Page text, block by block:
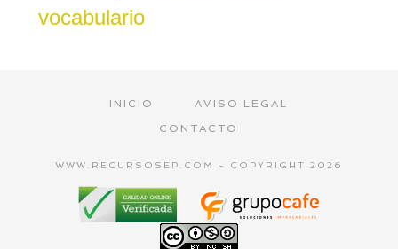
vocabulario
INICIO
AVISO LEGAL
CONTACTO
WWW.RECURSOSEP.COM - COPYRIGHT 2026